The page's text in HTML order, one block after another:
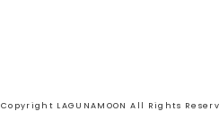
Copyright LAGUNAMOON All Rights